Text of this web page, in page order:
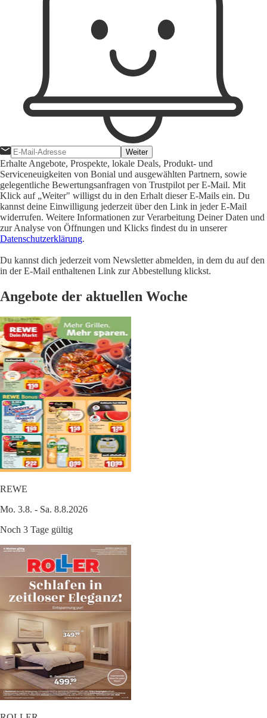
Weiter
Erhalte Angebote, Prospekte, lokale Deals, Produkt- und
Serviceneuigkeiten von Bonial und ausgewählten Partnern, sowie
gelegentliche Bewertungsanfragen von Trustpilot per E-Mail. Mit
Klick auf „Weiter" willigst du in den Erhalt dieser E-Mails ein. Du
kannst deine Einwilligung jederzeit über den Link in jeder E-Mail
widerrufen. Weitere Informationen zur Verarbeitung Deiner Daten und
zur Analyse von Öffnungen und Klicks findest du in unserer
Datenschutzerklärung.
Du kannst dich jederzeit vom Newsletter abmelden, in dem du auf den
in der E-Mail enthaltenen Link zur Abbestellung klickst.
Angebote der aktuellen Woche
REWE
Mo. 3.8. - Sa. 8.8.2026
Noch 3 Tage gültig